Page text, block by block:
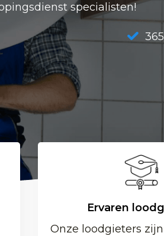
specialisten!
Ervaren
Onze loodgieters